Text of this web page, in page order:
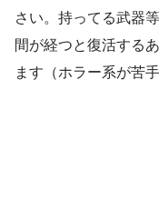
さい。持ってる武器
間が経つと復活する
ます（ホラー系が苦